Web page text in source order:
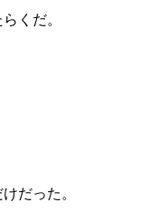
くだ。
だった。